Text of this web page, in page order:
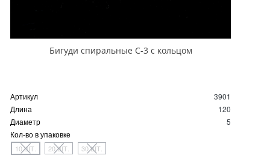
Бигуди спиральные С-3 с кольцом
Артикул
3901
Длина
120
Диаметр
5
Кол-во в упаковке
10 ШТ. 20 ШТ. 30 ШТ.